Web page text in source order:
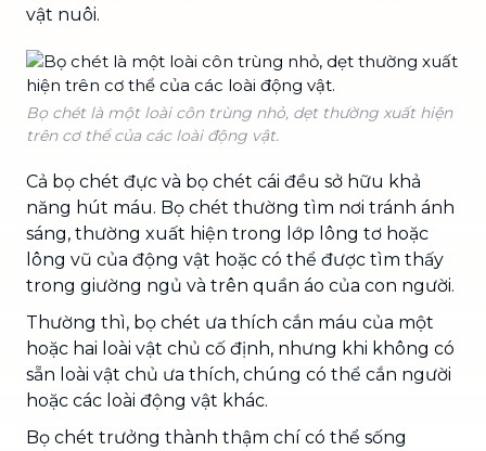
vật nuôi.
Bọ chét là một loài côn trùng nhỏ, dẹt thường xuất hiện
trên cơ thể của các loài động vật.
Cả bọ chét đực và bọ chét cái đều sở hữu khả
năng hút máu. Bọ chét thường tìm nơi tránh ánh
sáng, thường xuất hiện trong lớp lông tơ hoặc
lông vũ của động vật hoặc có thể được tìm thấy
trong giường ngủ và trên quần áo của con người.
Thường thì, bọ chét ưa thích cắn máu của một
hoặc hai loài vật chủ cố định, nhưng khi không có
sẵn loài vật chủ ưa thích, chúng có thể cắn người
hoặc các loài động vật khác.
Bọ chét trưởng thành thậm chí có thể sống